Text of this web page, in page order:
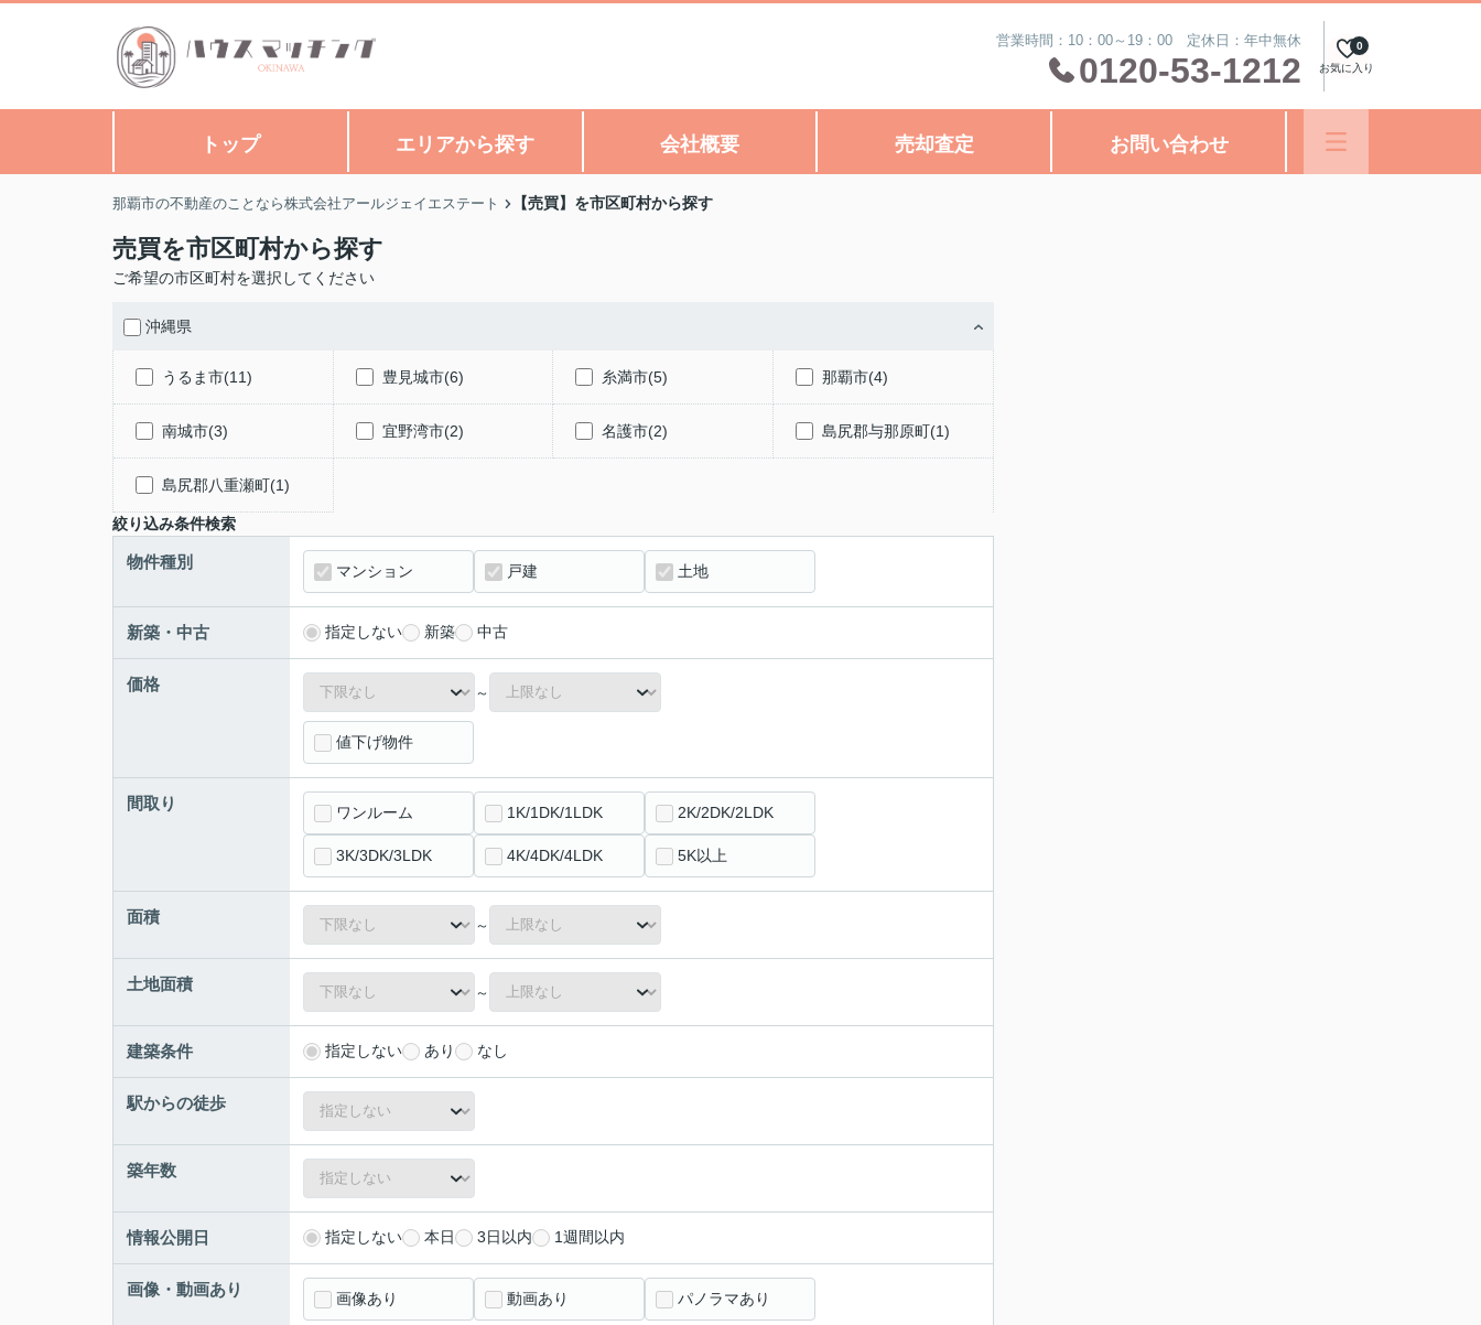
営業時間：10：00～19：00 定休日：年中無休
0120-53-1212 お気に入り
0
トップ エリアから探す 会社概要 売却査定 お問い合わせ
那覇市の不動産のことなら株式会社アールジェイエステート 【売買】を市区町村から探す
売買を市区町村から探す
ご希望の市区町村を選択してください
沖縄県
うるま市(11) 豊見城市(6) 糸満市(5) 那覇市(4)
南城市(3) 宜野湾市(2) 名護市(2) 島尻郡与那原町(1)
島尻郡八重瀬町(1)
絞り込み条件検索
物件種別 マンション 戸建 土地
新築・中古 指定しない 新築 中古
価格 ～
値下げ物件
間取り ワンルーム 1K/1DK/1LDK 2K/2DK/2LDK
3K/3DK/3LDK 4K/4DK/4LDK 5K以上
面積 ～
土地面積 ～
建築条件 指定しない あり なし
駅からの徒歩
築年数
情報公開日 指定しない 本日 3日以内 1週間以内
画像・動画あり 画像あり 動画あり パノラマあり